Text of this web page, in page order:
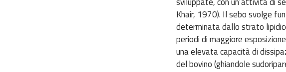
Khair, 1970). Il sebo svolge
determinata dallo strato
periodi di maggiore
una elevata capacità di
del bovino (ghiandole